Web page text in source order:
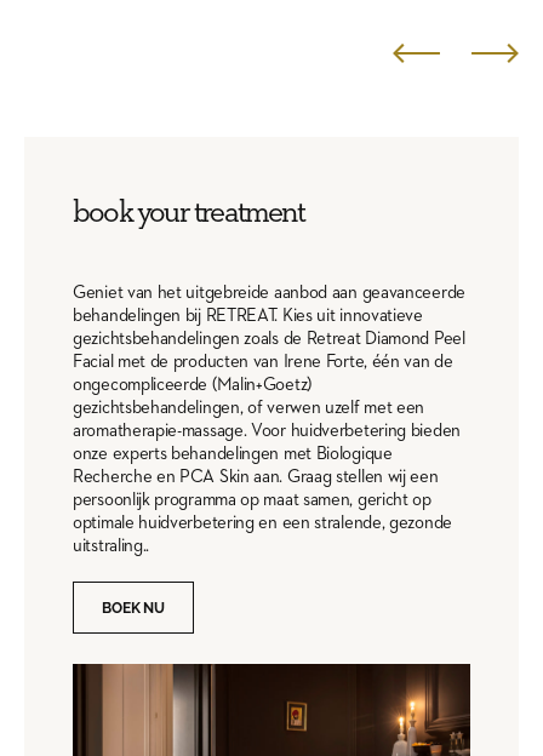
book your treatment
Geniet van het uitgebreide aanbod aan geavanceerde
behandelingen bij RETREAT. Kies uit innovatieve
gezichtsbehandelingen zoals de Retreat Diamond Peel
Facial met de producten van Irene Forte, één van de
ongecompliceerde (Malin+Goetz)
gezichtsbehandelingen, of verwen uzelf met een
aromatherapie-massage. Voor huidverbetering bieden
onze experts behandelingen met Biologique
Recherche en PCA Skin aan. Graag stellen wij een
persoonlijk programma op maat samen, gericht op
optimale huidverbetering en een stralende, gezonde
uitstraling..
BOEK NU